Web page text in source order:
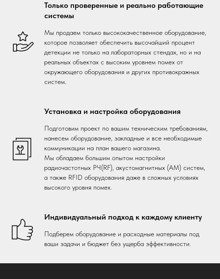
Только проверенные и реально работающие
системы
Мы продаем только высококачественное оборудование,
которое позволяет обеспечить высочайший процент
детекции не только на лабораторных стендах, но и на
реальных объектах с высоким уровнем помех от
окружающего оборудования и других противокражных
систем.
Установка и настройка оборудования
Подготовим проект по вашим техническим требованиям,
нанесем оборудование, закладные и все необходимые
коммуникации на план вашего магазина.
Мы обладаем большим опытом настройки
радиочастотных РЧ(RF), акустомагнитных (АМ) систем,
а также RFID оборудования даже в сложных условиях
высокого уровня помех.
Индивидуальный подход к каждому клиенту
Подберем оборудование и расходные материалы под
ваши задачи и бюджет без ущерба эффективности.